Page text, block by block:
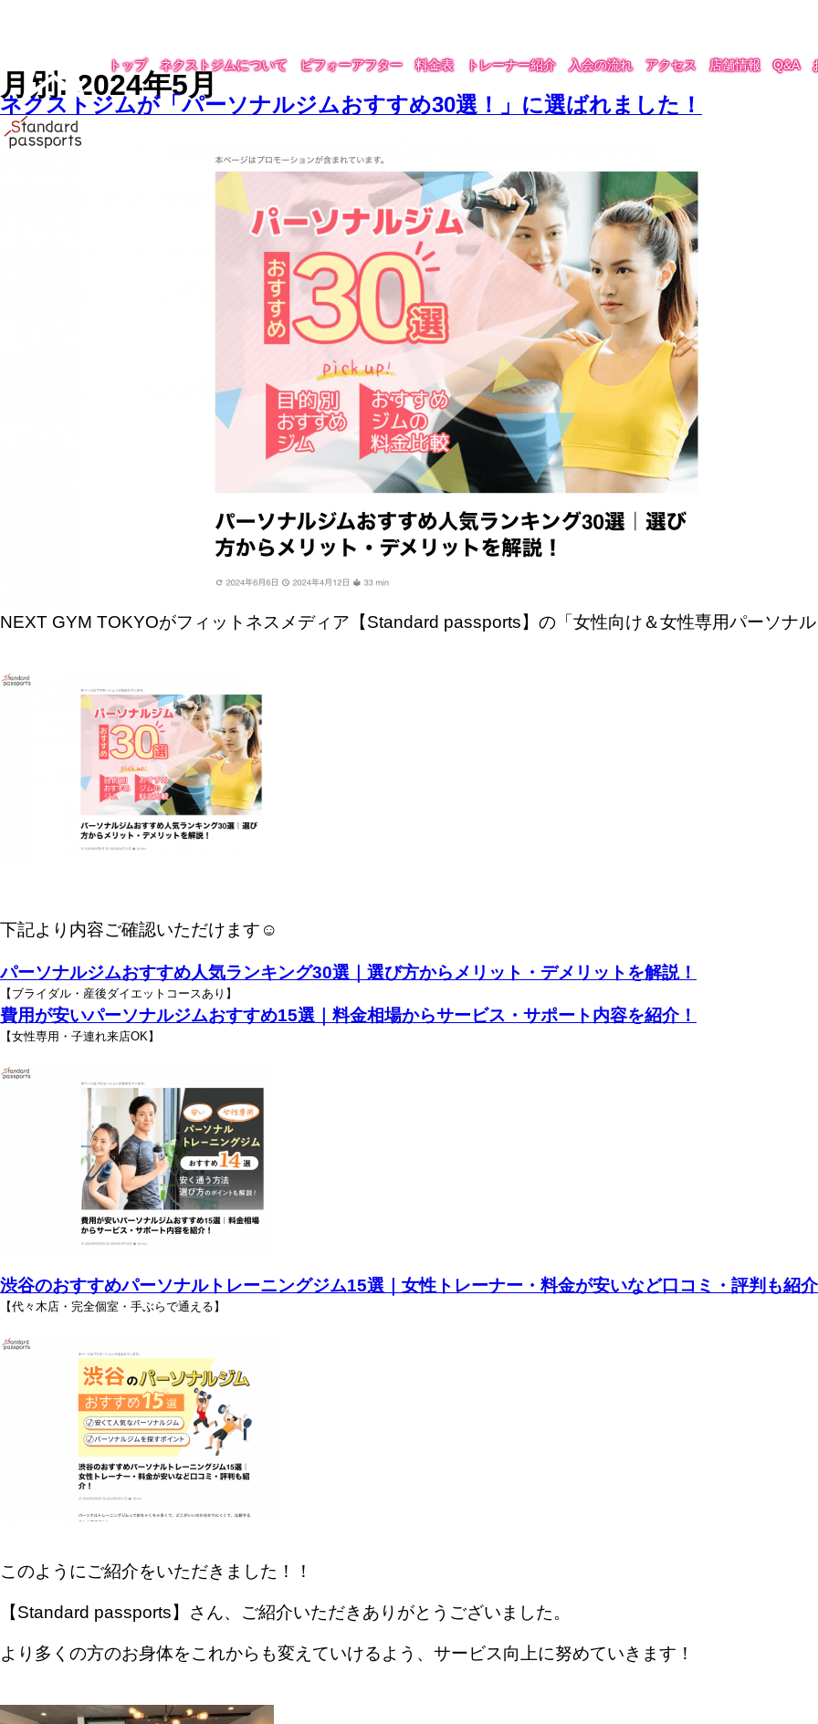
トップ ネクストジムについて ビフォーアフター 料金表 トレーナー紹介 入会の流れ アクセス 店舗情報 Q&A
月別: 2024年5月
ネクストジムが「パーソナルジムおすすめ30選！」に選ばれました！
NEXT GYM TOKYOがフィットネスメディア【Standard passports】の「女性向け＆女性専用パーソナ
下記より内容ご確認いただけます☺︎
パーソナルジムおすすめ人気ランキング30選｜選び方からメリット・デメリットを解説！
【ブライダル・産後ダイエットコースあり】
費用が安いパーソナルジムおすすめ15選｜料金相場からサービス・サポート内容を紹介！
【女性専用・子連れ来店OK】
渋谷のおすすめパーソナルトレーニングジム15選｜女性トレーナー・料金が安いなど口コミ・評判も紹
【代々木店・完全個室・手ぶらで通える】
このようにご紹介をいただきました！！
【Standard passports】さん、ご紹介いただきありがとうございました。
より多くの方のお身体をこれからも変えていけるよう、サービス向上に努めていきます！